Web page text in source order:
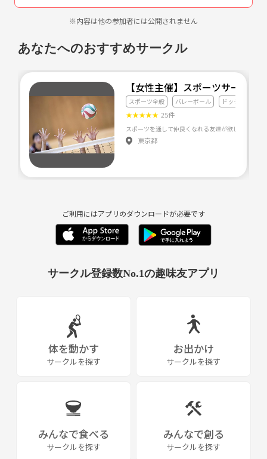
※内容は他の参加者には公開されません
あなたへのおすすめサークル
【女性主催】スポーツサークル
スポーツ全般 バレーボール ドッチボール
★★★★★ 25件
東京都
ご利用にはアプリのダウンロードが必要です
サークル登録数No.1の趣味友アプリ
体を動かす
サークルを探す
お出かけ
サークルを探す
みんなで食べる
サークルを探す
みんなで創る
サークルを探す